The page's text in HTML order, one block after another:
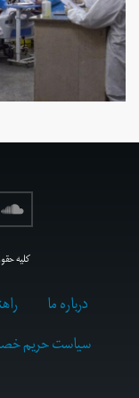
کلیه
درباره ما
سیاست حریم